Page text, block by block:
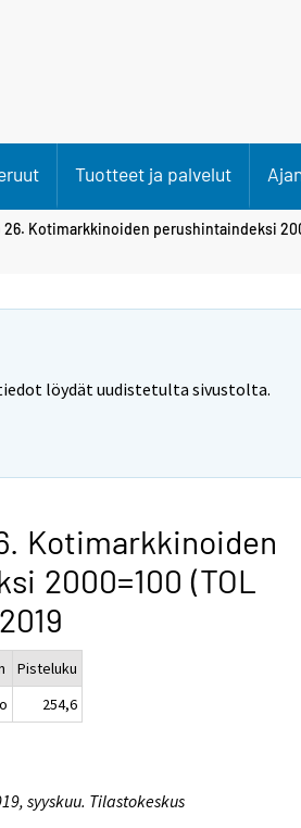
Tuotteet ja palvelut
Kotimarkkinoiden perushintaindeksi
löydät uudistetulta sivustolta.
Kotimarkkinoiden
2000=100 (TOL
Pisteluku
254,6
syyskuu. Tilastokeskus